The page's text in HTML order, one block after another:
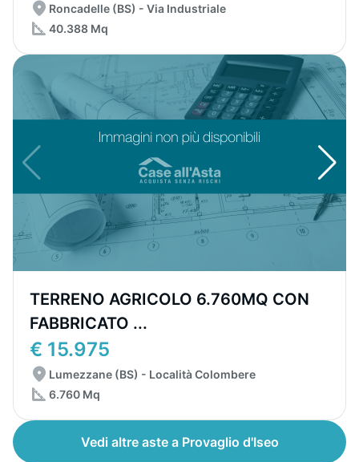
Roncadelle (BS) - Via Industriale
40.388 Mq
TERRENO AGRICOLO 6.760MQ CON
FABBRICATO ...
€ 15.975
Lumezzane (BS) - Località Colombere
6.760 Mq
Vedi altre aste a Provaglio d'Iseo